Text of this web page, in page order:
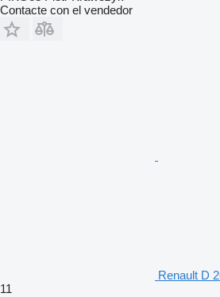
Contacte con el vendedor
Renault D
11